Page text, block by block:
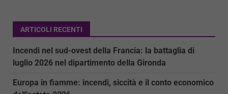
ARTICOLI RECENTI
Incendi nel sud-ovest della Francia: la battaglia di
luglio 2026 nel dipartimento della Gironda
Europa in fiamme: incendi, siccità e il conto economico